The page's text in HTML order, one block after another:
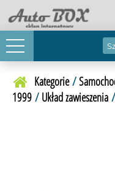
Kategorie/
1999 / Układ zawieszenia /